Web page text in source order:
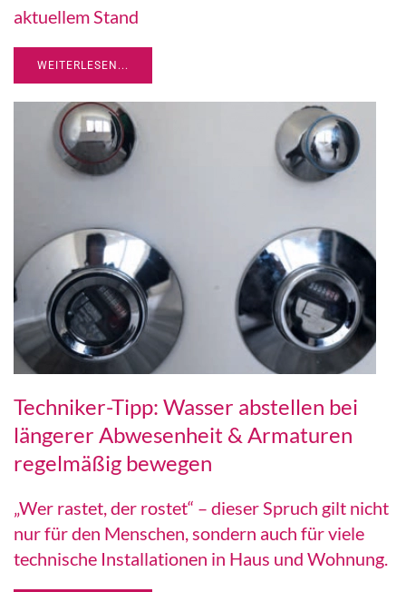
aktuellem Stand
WEITERLESEN...
Techniker-Tipp: Wasser abstellen bei
längerer Abwesenheit & Armaturen
regelmäßig bewegen
„Wer rastet, der rostet“ – dieser Spruch gilt nicht
nur für den Menschen, sondern auch für viele
technische Installationen in Haus und Wohnung.